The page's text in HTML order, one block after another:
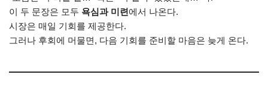
이 두 문장은 모두 욕심과 미련에서 나온다.
시장은 매일 기회를 제공한다.
그러나 후회에 머물면, 다음 기회를 준비할 마음은 늦게 온다.